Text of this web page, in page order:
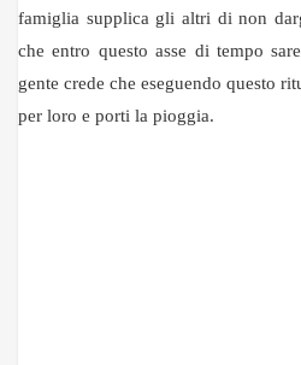
famiglia supplica gli altri di non
che entro questo asse di tempo
gente crede che eseguendo questo
per loro e porti la pioggia.